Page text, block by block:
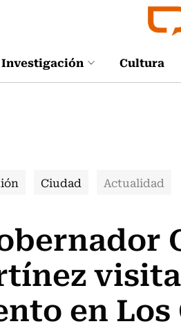
Investigación Cultura
Ciudad Actualidad
en